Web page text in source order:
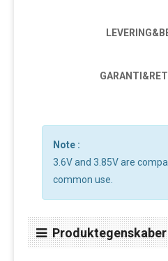
Note :
3.6V and 3.85V are
common use.
Produktegenskaber